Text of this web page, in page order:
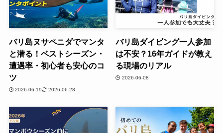
バリ島ヌサペニダでマンタ
と潜る！ベストシーズン・
遭遇率・初心者も安心のコ
ツ
2026-06-19 2026-06-28
バリ島ダイビング一人参加
は不安？16年ガイドが教え
る現場のリアル
2026-06-08